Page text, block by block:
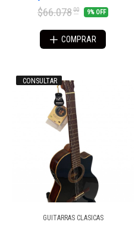
$66.07800 9% OFF
COMPRAR
CONSULTAR
GUITARRAS CLASICAS